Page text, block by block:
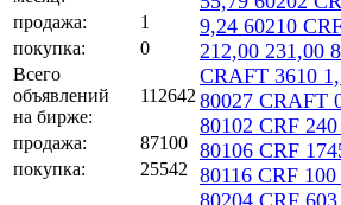
продажа:
1
покупка:
0
Всего
объявлений
на бирже:
112642
продажа:
87100
покупка:
25542